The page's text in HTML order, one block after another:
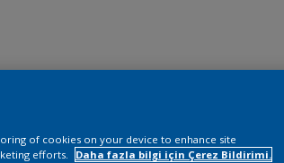
of cookies on your device to enhance site
efforts.
Daha fazla bilgi için Çerez Bildirimi.